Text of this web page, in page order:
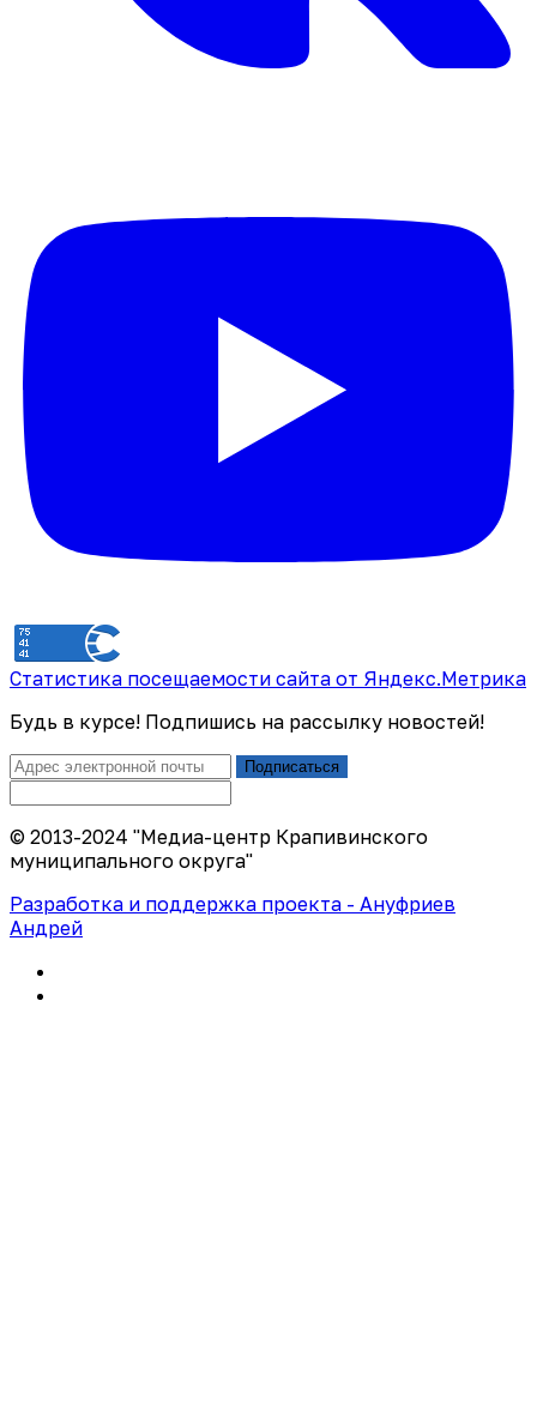
Статистика посещаемости сайта от Яндекс.Метрика
Будь в курсе! Подпишись на рассылку новостей!
Подписаться
© 2013-2024 "Медиа-центр Крапивинского
муниципального округа"
Разработка и поддержка проекта - Ануфриев
Андрей